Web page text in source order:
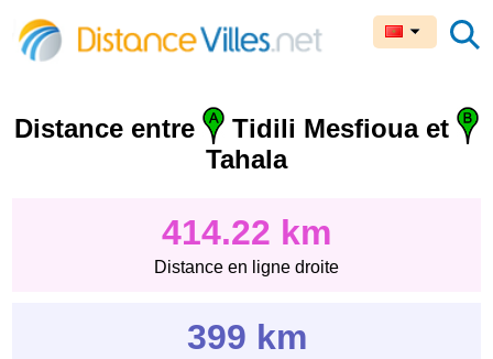
Distance entre
Tidili Mesfioua et
Tahala
414.22 km
Distance en ligne droite
399 km